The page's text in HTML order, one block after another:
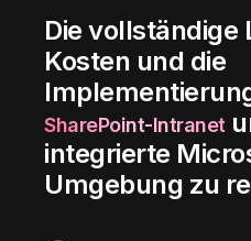
Die vollständige
Kosten und die
SharePoint-Intranet
integrierte
Umgebung zu